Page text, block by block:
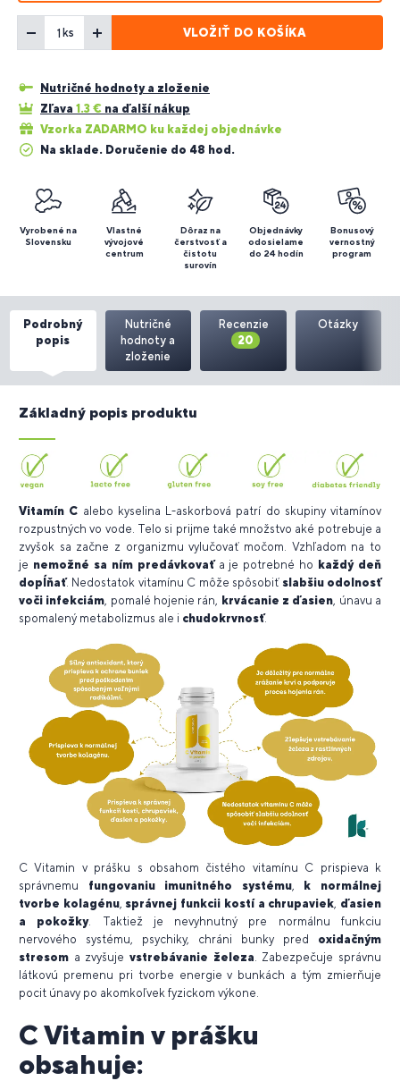
ks VLOŽIŤ DO KOŠÍKA
Nutričné hodnoty a zloženie
Zľava 1.3 € na ďalší nákup
Vzorka ZADARMO ku každej objednávke
Na sklade. Doručenie do 48 hod.
Vyrobené na
Slovensku
Vlastné
vývojové
centrum
Dôraz na
čerstvosť a
čistotu
surovín
Objednávky
odosielame
do 24 hodín
Bonusový
vernostný
program
Podrobný
popis
Nutričné
hodnoty a
zloženie
Recenzie
20
Otázky
Základný popis produktu
Vitamín C alebo kyselina L-askorbová patrí do skupiny vitamínov
rozpustných vo vode. Telo si prijme také množstvo aké potrebuje a
zvyšok sa začne z organizmu vylučovať močom. Vzhľadom na to
je nemožné sa ním predávkovaťa je potrebné ho každý deň
dopĺňať. Nedostatok vitamínu C môže spôsobiť slabšiu odolnosť
voči infekciám, pomalé hojenie rán, krvácanie z ďasien, únavu a
spomalený metabolizmus ale i chudokrvnosť.
C Vitamin v prášku s obsahom čistého vitamínu C prispieva k
správnemu fungovaniu imunitného systému, k normálnej
tvorbe kolagénu, správnej funkcii kostí a chrupaviek ďasien
a pokožky. Taktiež je nevyhnutný pre normálnu funkciu
nervového systému, psychiky, chráni bunky pred oxidačným
stresom a zvyšuje vstrebávanie železa . Zabezpečuje správnu
látkovú premenu pri tvorbe energie v bunkách a tým zmierňuje
pocit únavy po akomkoľvek fyzickom výkone.
C Vitamin v prášku
obsahuje: